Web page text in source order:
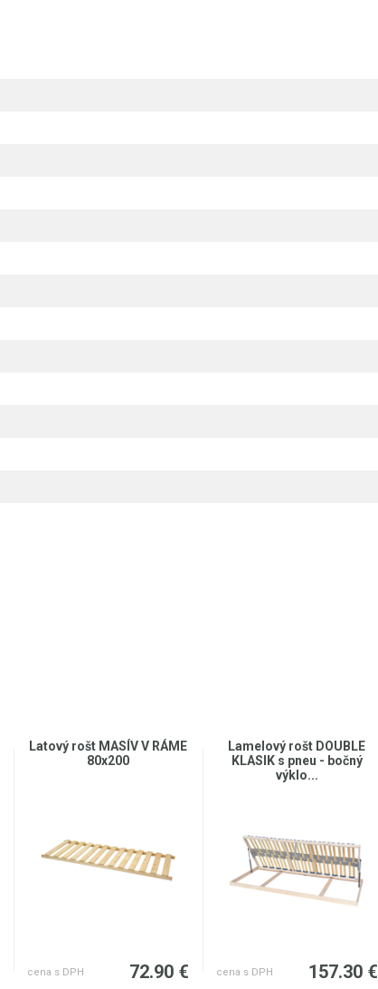
Latový rošt MASÍV V RÁME
80x200
cena s DPH 72.90 €
Lamelový rošt DOUBLE
KLASIK s pneu - bočný
výklo...
cena s DPH 157.30 €